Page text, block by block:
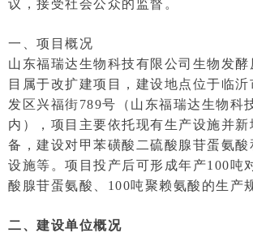
议，接受社会公众的监督。
一、项目概况
山东福瑞达生物科技有限公司生物发酵
目属于改扩建项目，建设地点位于临沂
发区兴福街789号（山东福瑞达生物科
内），项目主要依托现有生产设施并新
备，建设对甲苯磺酸二硫酸腺苷蛋氨
设施等。项目投产后可形成年产100吨
酸腺苷蛋氨酸、100吨聚赖氨酸的生产
二、建设单位概况